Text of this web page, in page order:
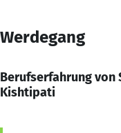
Werdegang
Berufserfahrung von
Kishtipati